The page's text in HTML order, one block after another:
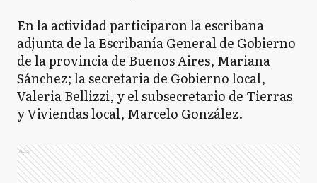
En la actividad participaron la escribana
adjunta de la Escribanía General de Gobierno
de la provincia de Buenos Aires, Mariana
Sánchez; la secretaria de Gobierno local,
Valeria Bellizzi, y el subsecretario de Tierras
y Viviendas local, Marcelo González.
Ads